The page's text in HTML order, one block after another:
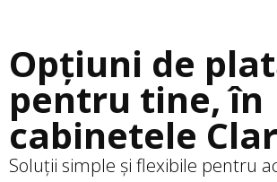
Opțiuni de
pentru tine, în
cabinetele
Soluții simple și flexibile pentru